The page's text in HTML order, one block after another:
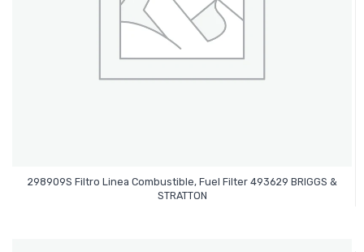
298909S Filtro Linea Combustible, Fuel Filter 493629 BRIGGS &
STRATTON
Leer Más